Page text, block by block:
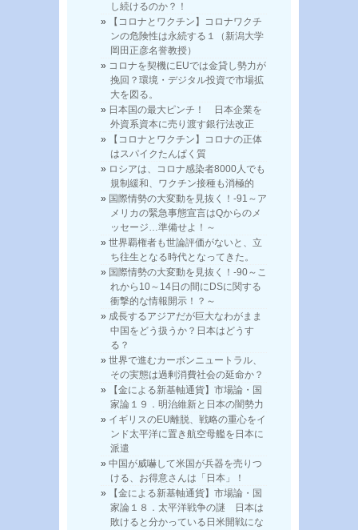
し続けるのか？！
【コロナとワクチン】コロナワクチ
ンの危険性は永続する１（新潟大学
岡田正彦名誉教授）
コロナを契機にEUでは金貸し勢力が
挽回？環境・デジタル投資で市場拡
大を図る。
日本国の最大ピンチ！ 日本企業を
外資系資本に売り渡す銀行法改正
【コロナとワクチン】コロナの正体
はスパイクたんぱく質
ロシアは、コロナ感染者8000人でも
規制緩和、ワクチン接種も消極的
国際情勢の大変動を見抜く！-91～ア
メリカの緊急事態宣言はQからのメ
ッセージ…準備せよ！～
世界覇権者も世論評価がないと、立
ち往生となる時代となってきた。
国際情勢の大変動を見抜く！-90～こ
れから10～14日の間にDSに関する
衝撃的な情報開示！？～
成長するアジアだが巨大なわがまま
中国をどう扱うか？日本はどうす
る？
世界で進むカーボンニュートラル、
その実態は過剰消費社会の延命か？
【金による新基軸通貨】市場論・国
家論１９．明治維新と日本の闇勢力
イギリスのEU離脱、戦略の重心をイ
ンド太平洋に置き航空母艦を日本に
派遣
中国が威嚇して米国が兵器を売りつ
ける、お得意さんは「日本」！
【金による新基軸通貨】市場論・国
家論１８．太平洋戦争の謎 日本は
敗けると分かっている日米開戦にな